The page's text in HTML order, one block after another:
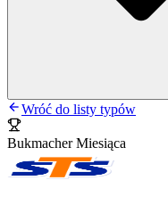
Wróć do listy typów
Bukmacher Miesiąca